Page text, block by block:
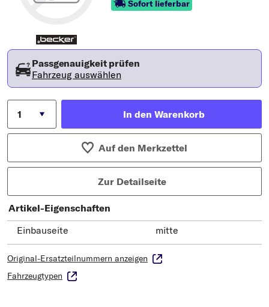
Sofort lieferbar
Passgenauigkeit prüfen
Fahrzeug auswählen
In den Warenkorb
Auf den Merkzettel
Zur Detailseite
Artikel-Eigenschaften
Einbauseite
mitte
Original-Ersatzteilnummern anzeigen
Fahrzeugtypen